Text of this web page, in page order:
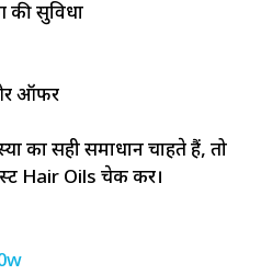
की सुविधा
ऑफर
का सही समाधान चाहते हैं, तो
Hair Oils चेक करें।